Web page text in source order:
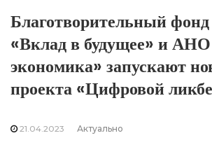
Благотворительный
«Вклад в будущее» и
экономика» запускают
проекта «Цифровой
21.04.2023 Актуально